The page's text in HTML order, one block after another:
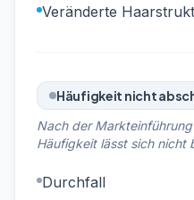
Veränderte
Häufigkeit nicht
Nach der
Häufigkeit lässt sich nicht
Durchfall